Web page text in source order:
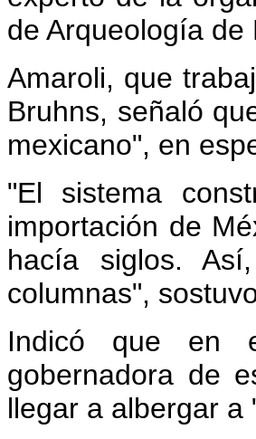
de Arqueología
Amaroli, que
Bruhns, señaló
mexicano", en
"El sistema
importación de
hacía siglos.
columnas",
Indicó que en
gobernadora de
llegar a albergar a